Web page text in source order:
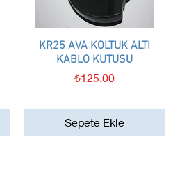
Hızlı Bakış
KR25 AVA KOLTUK ALTI
KABLO KUTUSU
Fiyat
₺125,00
Sepete Ekle